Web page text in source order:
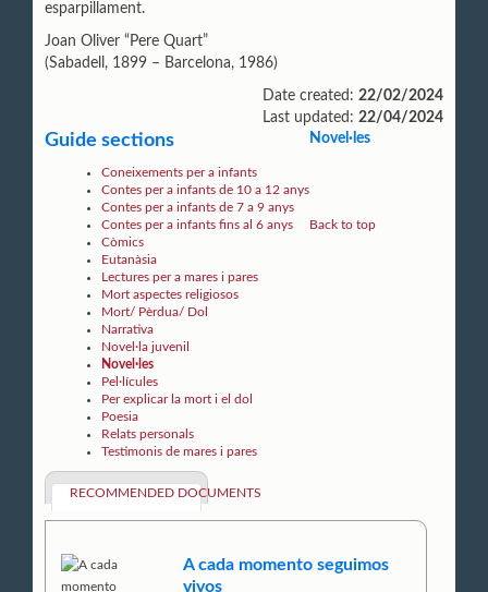
esparpillament.
Joan Oliver “Pere Quart”
(Sabadell, 1899 – Barcelona, 1986)
Date created: 22/02/2024
Last updated: 22/04/2024
Guide sections
Coneixements per a infants
Contes per a infants de 10 a 12 anys
Contes per a infants de 7 a 9 anys
Contes per a infants fins al 6 anys
Còmics
Eutanàsia
Lectures per a mares i pares
Mort aspectes religiosos
Mort/ Pèrdua/ Dol
Narrativa
Novel·la juvenil
Novel·les
Pel·lícules
Per explicar la mort i el dol
Poesia
Relats personals
Testimonis de mares i pares
Novel·les
RECOMMENDED DOCUMENTS
A cada momento seguimos
vivos
Back to top